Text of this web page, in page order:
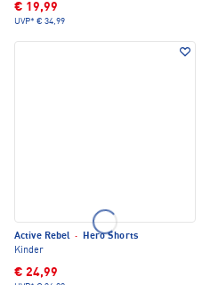
€ 19,99
UVP* € 34,99
Active Rebel ·
Hero Shorts
Kinder
€ 24,99